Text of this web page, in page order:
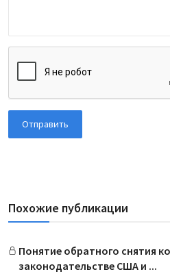
Отправить
Похожие публикации
Понятие обратного снятия
законодательстве США и ...